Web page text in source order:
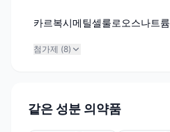
카르복시메틸셀룰로오스나트륨
첨가제 (8)
같은 성분 의약품